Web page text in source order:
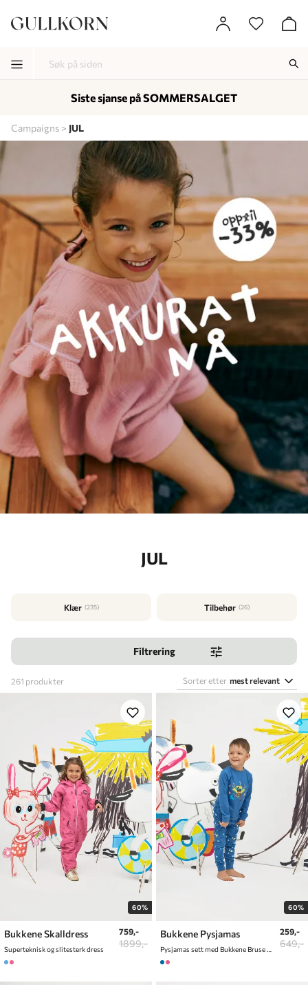
Campaigns JUL
JUL
Klær (235) Tilbehør (26)
Filtrering
261 produkter Sorter etter mest relevant
60%
Bukkene Skalldress
Superteknisk og slitesterk dress
759,-
1899,-
60%
Bukkene Pysjamas
Pysjamas sett med Bukkene Bruse Print
259,-
649,-
Siste sjanse på SOMMERSALGET
-
-
-